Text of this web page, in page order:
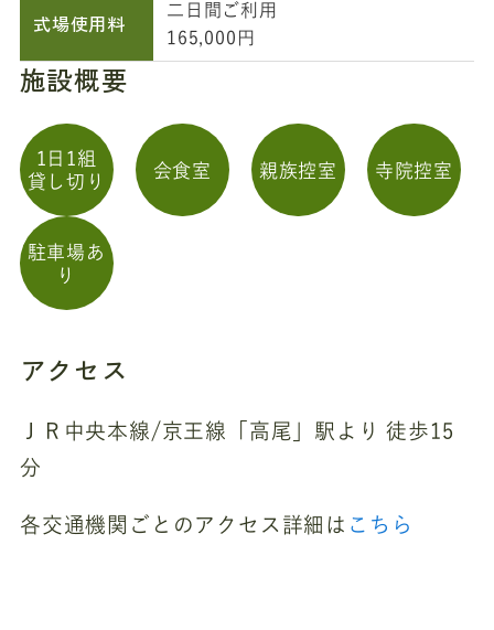
式場使用料
二日間ご利用
165,000円
施設概要
1日1組
貸し切り
会食室 親族控室 寺院控室
駐車場あ
り
アクセス
ＪＲ中央本線/京王線「高尾」駅より 徒歩15
分
各交通機関ごとのアクセス詳細は こちら